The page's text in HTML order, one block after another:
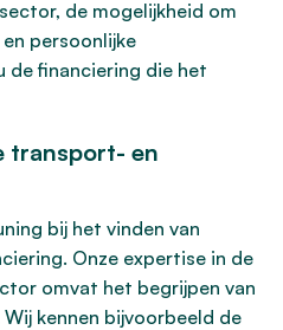
de mogelijkheid om
persoonlijke
de financiering die het
transport- en
bij het vinden van
Onze expertise in de
omvat het begrijpen van
kennen bijvoorbeeld de